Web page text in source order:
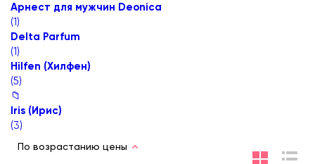
Арнест для мужчин Deonica
(1)
Delta Parfum
(1)
Hilfen (Хилфен)
(5)
📁
Iris (Ирис)
(3)
По возрастанию цены